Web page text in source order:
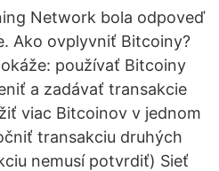
Network bola odpoveď
Ako ovplyvniť Bitcoiny?
používať Bitcoiny
a zadávať transakcie
viac Bitcoinov v jednom
transakciu druhých
nemusí potvrdiť) Sieť